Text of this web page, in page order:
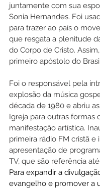
juntamente com sua
Sonia Hernandes. Foi
para trazer ao país o
que resgata a plenitude
do Corpo de Cristo.
primeiro apóstolo do
Foi o responsável pela
explosão da música
década de 1980 e abriu
Igreja para outras formas
manifestação artística.
primeira rádio FM cristã e
apresentação de
TV, que são referência
Para expandir a
evangelho e promover a